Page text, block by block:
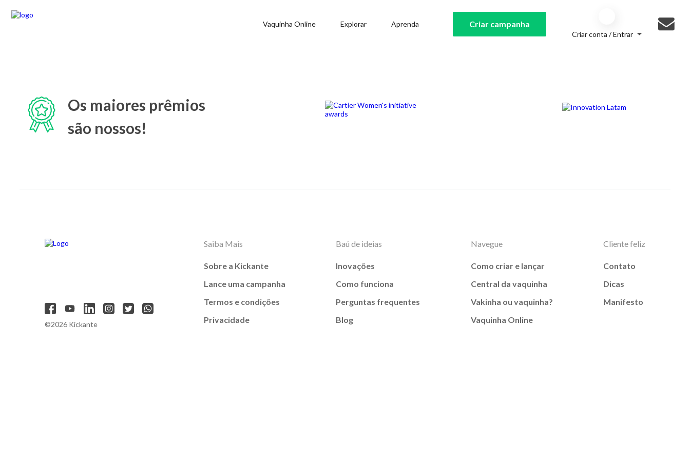
Vaquinha Online Explorar Aprenda Criar campanha
Criar conta / Entrar
Os maiores prêmios
são nossos!
©2026 Kickante
Saiba Mais
Sobre a Kickante
Lance uma campanha
Termos e condições
Privacidade
Baú de ideias
Inovações
Como funciona
Perguntas frequentes
Blog
Navegue
Como criar e lançar
Central da vaquinha
Vakinha ou vaquinha?
Vaquinha Online
Cliente feliz
Contato
Dicas
Manifesto